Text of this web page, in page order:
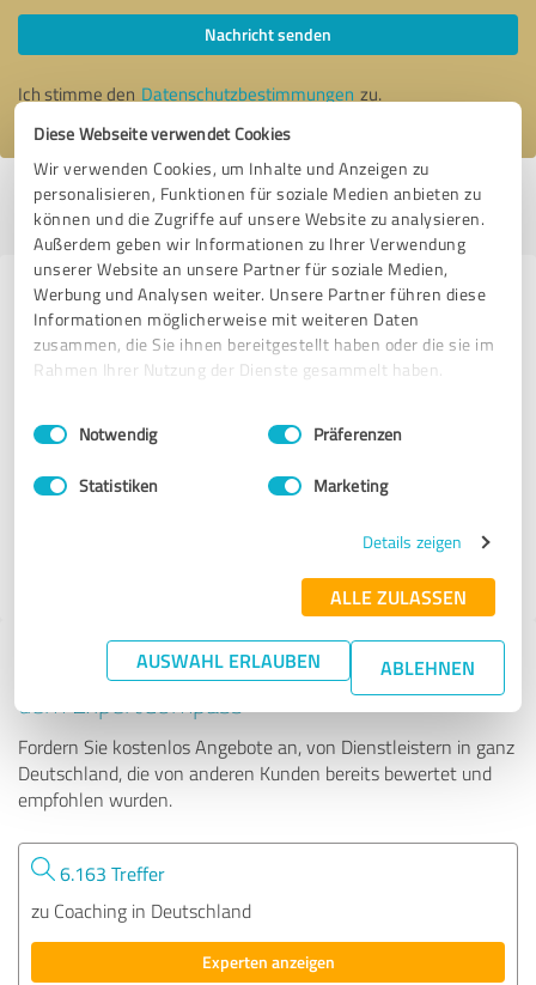
Diese Webseite verwendet Cookies
Wir verwenden Cookies, um Inhalte und Anzeigen zu
personalisieren, Funktionen für soziale Medien anbieten zu
können und die Zugriffe auf unsere Website zu analysieren.
Außerdem geben wir Informationen zu Ihrer Verwendung
unserer Website an unsere Partner für soziale Medien,
Werbung und Analysen weiter. Unsere Partner führen diese
Informationen möglicherweise mit weiteren Daten
zusammen, die Sie ihnen bereitgestellt haben oder die sie im
Rahmen Ihrer Nutzung der Dienste gesammelt haben.
Impressum Datenschutzbestimmungen
Einwilligungsauswahl
Notwendig Präferenzen
Statistiken Marketing
Details zeigen
ALLE ZULASSEN
AUSWAHL ERLAUBEN ABLEHNEN
Nachricht senden
Ich stimme den Datenschutzbestimmungen zu.
Profil aktiv seit 10.10.2015 |Letzte Aktualisierung: 27.08.2024|Profil
melden
Erfahrungen zu weiteren
Anbietern aus dem Bereich
Coaching
Marco Winzer
Tipp: Die passenden Experten finden - mit
dem ExpertCompass
Fordern Sie kostenlos Angebote an, von Dienstleistern in ganz
Deutschland, die von anderen Kunden bereits bewertet und
empfohlen wurden.
6.163 Treffer
zu Coaching in Deutschland
Experten anzeigen